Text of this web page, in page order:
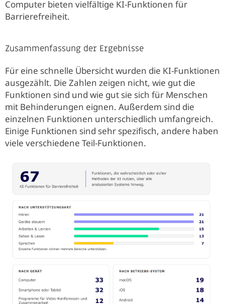
Computer bieten vielfältige KI-Funktionen für
Barrierefreiheit.
Zusammenfassung der Ergebnisse
Für eine schnelle Übersicht wurden die KI-Funktionen
ausgezählt. Die Zahlen zeigen nicht, wie gut die
Funktionen sind und wie gut sie sich für Menschen
mit Behinderungen eignen. Außerdem sind die
einzelnen Funktionen unterschiedlich umfangreich.
Einige Funktionen sind sehr spezifisch, andere haben
viele verschiedene Teil-Funktionen.